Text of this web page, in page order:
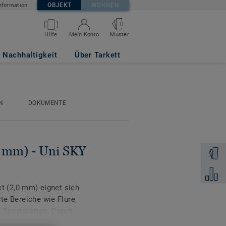
OBJEKT WOHNEN
Hilfe Mein Konto
0
Muster
Nachhaltigkeit Über Tarkett
Zum
DOKUMENTE
- Uni SKY
(2,0 mm) eignet sich
Bereiche wie Flure,